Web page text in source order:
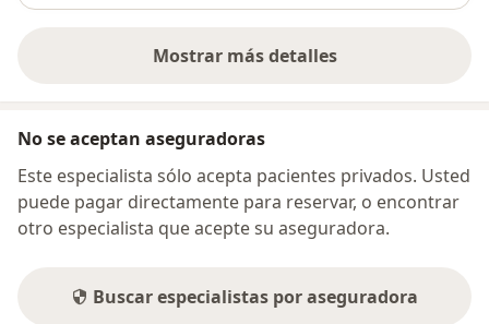
Mostrar más detalles
sobre la dirección
No se aceptan aseguradoras
Este especialista sólo acepta pacientes privados. Usted
puede pagar directamente para reservar, o encontrar
otro especialista que acepte su aseguradora.
Buscar especialistas por aseguradora